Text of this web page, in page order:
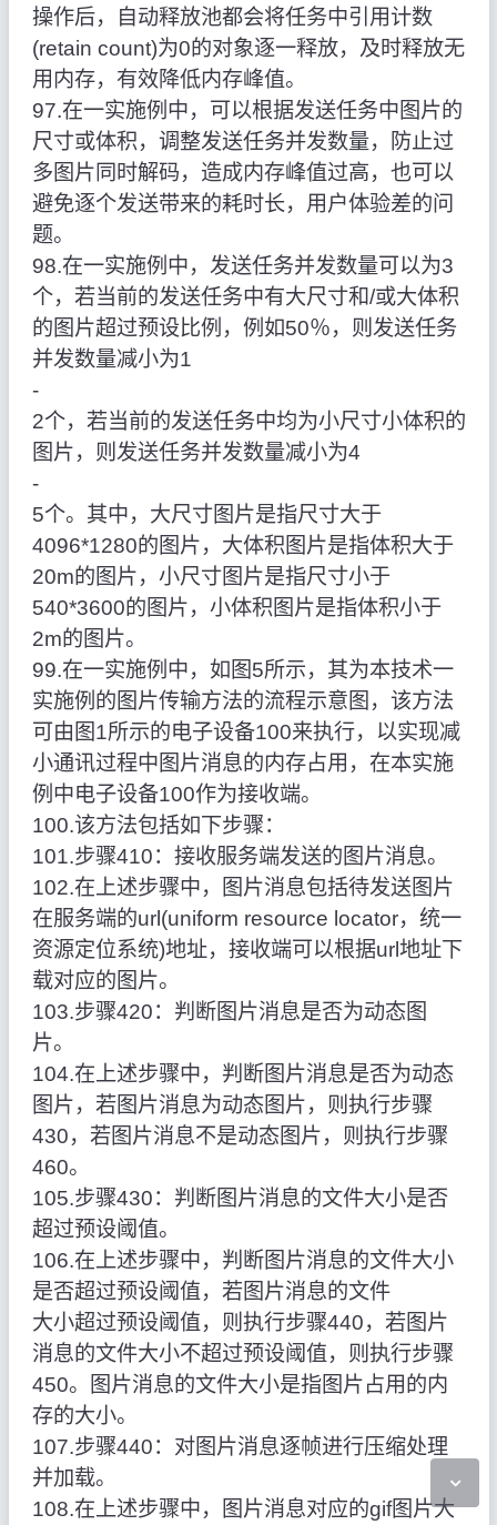
操作后，自动释放池都会将任务中引用计数
(retain count)为0的对象逐一释放，及时释放无
用内存，有效降低内存峰值。
97.在一实施例中，可以根据发送任务中图片的
尺寸或体积，调整发送任务并发数量，防止过
多图片同时解码，造成内存峰值过高，也可以
避免逐个发送带来的耗时长，用户体验差的问
题。
98.在一实施例中，发送任务并发数量可以为3
个，若当前的发送任务中有大尺寸和/或大体积
的图片超过预设比例，例如50％，则发送任务
并发数量减小为1
‑
2个，若当前的发送任务中均为小尺寸小体积的
图片，则发送任务并发数量减小为4
‑
5个。其中，大尺寸图片是指尺寸大于
4096*1280的图片，大体积图片是指体积大于
20m的图片，小尺寸图片是指尺寸小于
540*3600的图片，小体积图片是指体积小于
2m的图片。
99.在一实施例中，如图5所示，其为本技术一
实施例的图片传输方法的流程示意图，该方法
可由图1所示的电子设备100来执行，以实现减
小通讯过程中图片消息的内存占用，在本实施
例中电子设备100作为接收端。
100.该方法包括如下步骤：
101.步骤410：接收服务端发送的图片消息。
102.在上述步骤中，图片消息包括待发送图片
在服务端的url(uniform resource locator，统一
资源定位系统)地址，接收端可以根据url地址下
载对应的图片。
103.步骤420：判断图片消息是否为动态图
片。
104.在上述步骤中，判断图片消息是否为动态
图片，若图片消息为动态图片，则执行步骤
430，若图片消息不是动态图片，则执行步骤
460。
105.步骤430：判断图片消息的文件大小是否
超过预设阈值。
106.在上述步骤中，判断图片消息的文件大小
是否超过预设阈值，若图片消息的文件
大小超过预设阈值，则执行步骤440，若图片
消息的文件大小不超过预设阈值，则执行步骤
450。图片消息的文件大小是指图片占用的内
存的大小。
107.步骤440：对图片消息逐帧进行压缩处理
并加载。
108.在上述步骤中，图片消息对应的gif图片大